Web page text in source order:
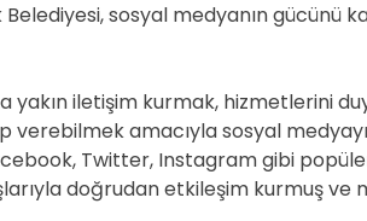
sosyal medyanın gücünü
yakın iletişim kurmak, hizmetlerini
verebilmek amacıyla sosyal
Twitter, Instagram gibi
doğrudan etkileşim kurmuş ve